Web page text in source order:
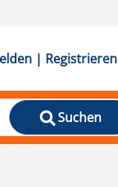
| Registrieren
Suchen